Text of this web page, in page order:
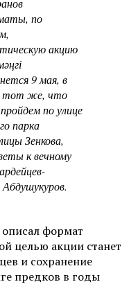
по
акцию
9 мая, в
тот же, что
по улице
парка
Зенкова,
к вечному
формат
целью акции станет
и сохранение
предков в годы